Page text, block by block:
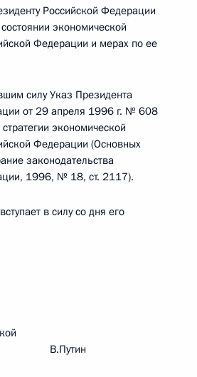
Российской Федерации
экономической
Федерации и мерах по ее
силу Указ Президента
от 29 апреля 1996 г. № 608
экономической
Федерации (Основных
законодательства
1996, № 18, ст. 2117).
в силу со дня его
В.Путин